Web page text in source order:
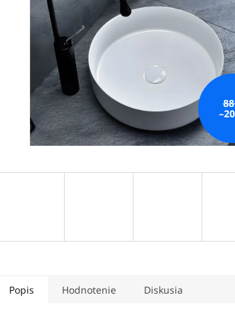
hviezdičiek.
Popis Hodnotenie Diskusia